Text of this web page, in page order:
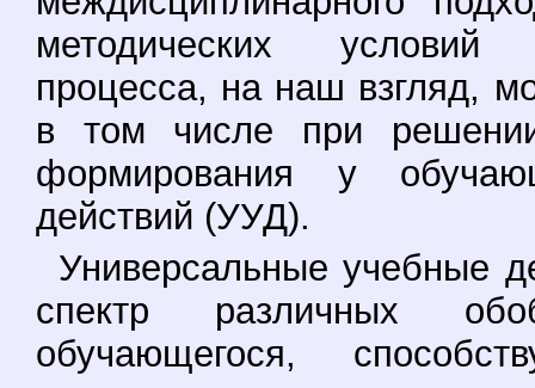
методических условий
процесса, на наш взгляд,
в том числе при
формирования у
действий (УУД).
Универсальные учебные
спектр различных
обучающегося,